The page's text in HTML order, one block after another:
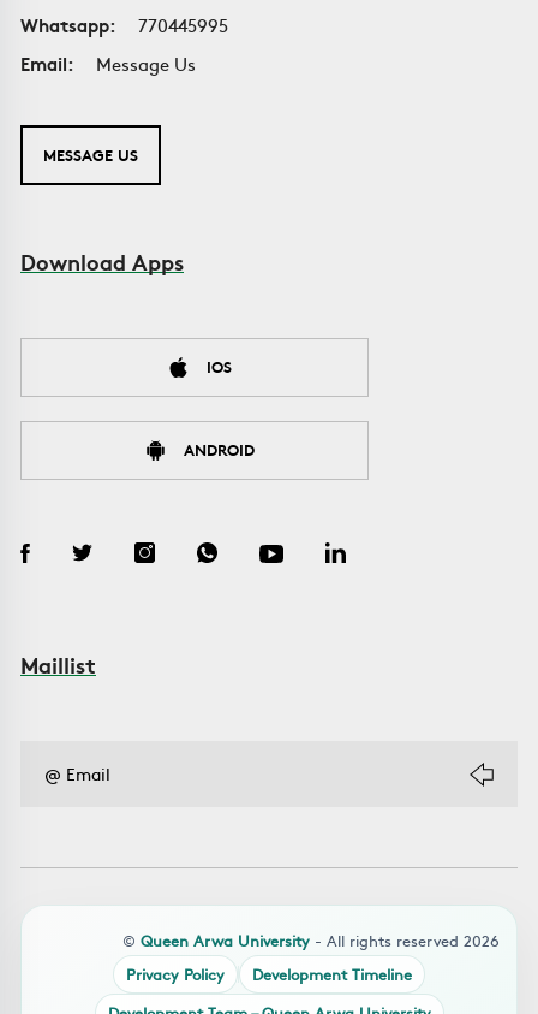
Whatsapp:
770445995
Email:
Message Us
MESSAGE US
Download Apps
IOS
ANDROID
Maillist
© Queen Arwa University - All rights reserved 2026
Privacy Policy
Development Timeline